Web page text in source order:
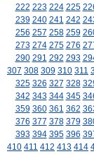
222 223 224 225
239 240 241 242
256 257 258 259
273 274 275 276
290 291 292 293
307 308 309 310 311
325 326 327 328
342 343 344 345
359 360 361 362
376 377 378 379
393 394 395 396
410 411 412 413 414